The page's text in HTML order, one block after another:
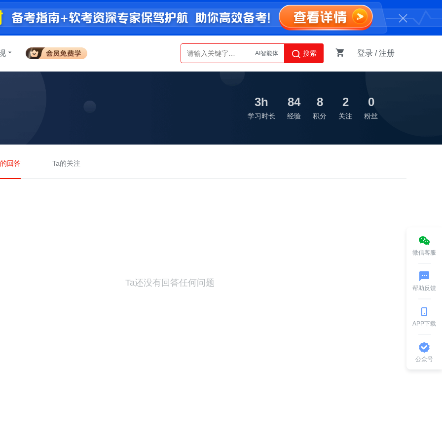
AI智能体
Python
搜索 登录 /注册
3h
学习时长
84
经验
8
积分
2
关注
0
粉丝
回答 Ta的关注
Ta还没有回答任何问题
微信客服
帮助反馈
APP下载
公众号